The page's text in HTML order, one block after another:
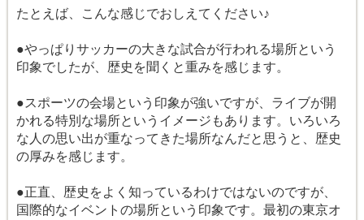
たとえば、こんな感じでおしえてください♪
●やっぱりサッカーの大きな試合が行われる場所という
印象でしたが、歴史を聞くと重みを感じます。
●スポーツの会場という印象が強いですが、ライブが開
かれる特別な場所というイメージもあります。いろいろ
な人の思い出が重なってきた場所なんだと思うと、歴史
の厚みを感じます。
●正直、歴史をよく知っているわけではないのですが、
国際的なイベントの場所という印象です。最初の東京オ